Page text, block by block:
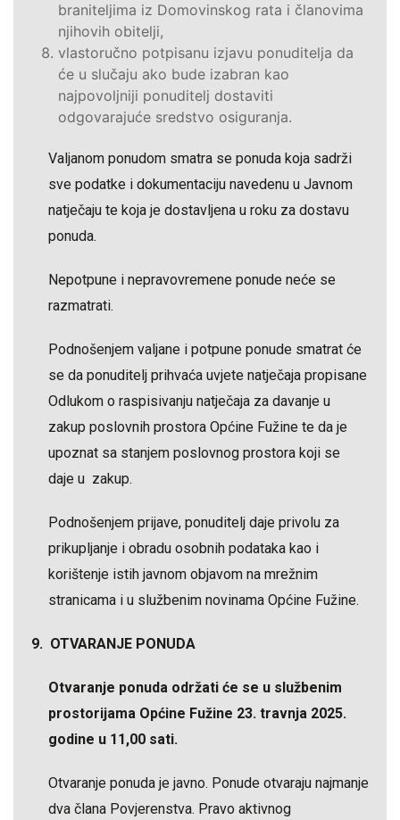
braniteljima iz Domovinskog rata i članovima
njihovih obitelji,
vlastoručno potpisanu izjavu ponuditelja da
će u slučaju ako bude izabran kao
najpovoljniji ponuditelj dostaviti
odgovarajuće sredstvo osiguranja.
Valjanom ponudom smatra se ponuda koja sadrži
sve podatke i dokumentaciju navedenu u Javnom
natječaju te koja je dostavljena u roku za dostavu
ponuda.
Nepotpune i nepravovremene ponude neće se
razmatrati.
Podnošenjem valjane i potpune ponude smatrat će
se da ponuditelj prihvaća uvjete natječaja propisane
Odlukom o raspisivanju natječaja za davanje u
zakup poslovnih prostora Općine Fužine te da je
upoznat sa stanjem poslovnog prostora koji se
daje u zakup.
Podnošenjem prijave, ponuditelj daje privolu za
prikupljanje i obradu osobnih podataka kao i
korištenje istih javnom objavom na mrežnim
stranicama i u službenim novinama Općine Fužine.
9. OTVARANJE PONUDA
Otvaranje ponuda održati će se u službenim
prostorijama Općine Fužine 23. travnja 2025.
godine u 11,00 sati.
Otvaranje ponuda je javno. Ponude otvaraju najmanje
dva člana Povjerenstva. Pravo aktivnog